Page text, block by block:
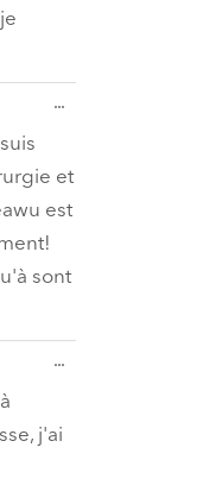
et
est
sont
...Diese
j'ai
...Diese